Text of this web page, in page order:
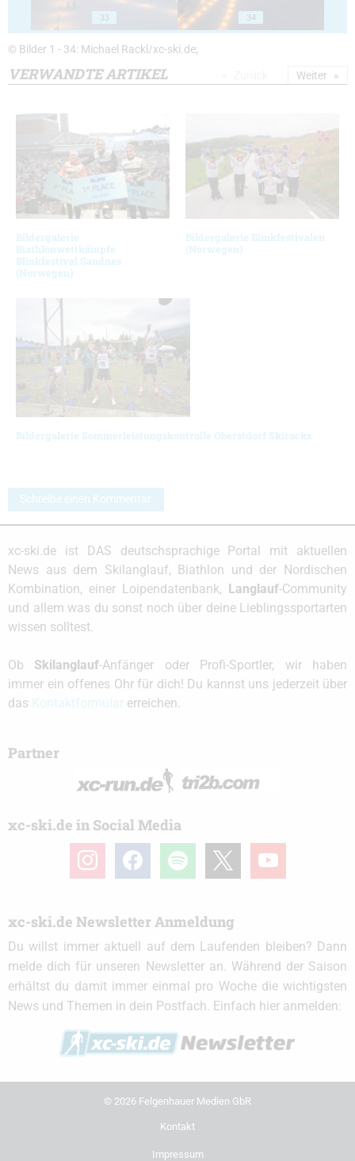
33 34
© Bilder 1 - 34: Michael Rackl/xc-ski.de;
VERWANDTE ARTIKEL
Bildergalerie
Biathlonwettkämpfe
Blinkfestival Sandnes
(Norwegen)
Bildergalerie Blinkfestivalen
(Norwegen)
Bildergalerie Sommerleistungskontrolle Oberstdorf Skirocks
Weiter
Schreibe einen Kommentar
xc-ski.de ist DAS deutschsprachige Portal mit aktuellen
News aus dem Skilanglauf, Biathlon und der Nordischen
Kombination, einer Loipendatenbank, Langlauf-Community
und allem was du sonst noch über deine Lieblingssportarten
wissen solltest.
Ob Skilanglauf-Anfänger oder Profi-Sportler, wir haben
immer ein offenes Ohr für dich! Du kannst uns jederzeit über
das
erreichen.
Partner
xc-ski.de in Social Media
instagramfacebook spotify youtube
xc-ski.de Newsletter Anmeldung
Du willst immer aktuell auf dem Laufenden bleiben? Dann
melde dich für unseren Newsletter an. Während der Saison
erhältst du damit immer einmal pro Woche die wichtigsten
News und Themen in dein Postfach. Einfach hier anmelden:
© 2026 Felgenhauer Medien GbR
Kontakt
Impressum